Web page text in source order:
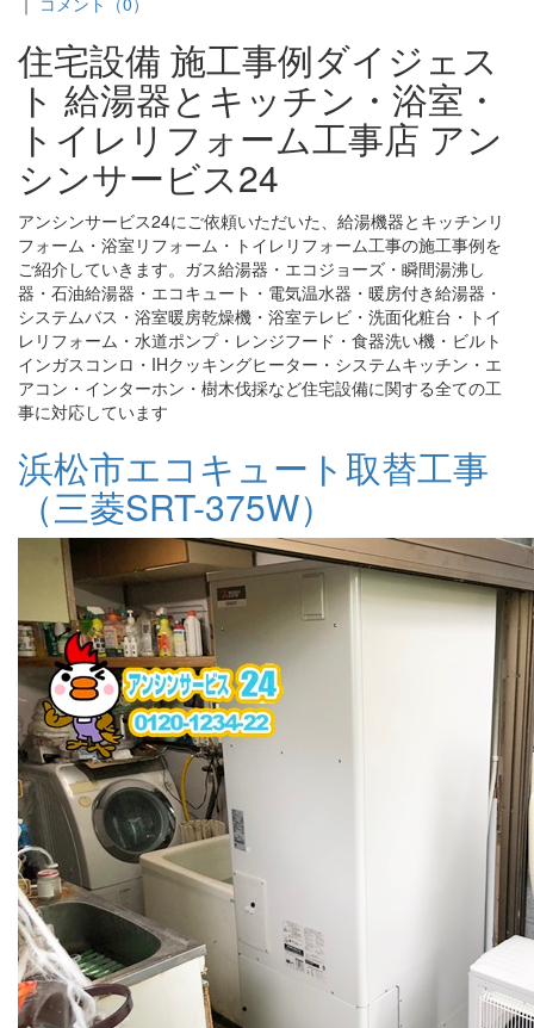
住宅設備 施工事例ダイジェス
ト 給湯器とキッチン・浴室・
トイレリフォーム工事店 アン
シンサービス24
アンシンサービス24にご依頼いただいた、給湯機器とキッチンリ
フォーム・浴室リフォーム・トイレリフォーム工事の施工事例を
ご紹介していきます。ガス給湯器・エコジョーズ・瞬間湯沸し
器・石油給湯器・エコキュート・電気温水器・暖房付き給湯器・
システムバス・浴室暖房乾燥機・浴室テレビ・洗面化粧台・トイ
レリフォーム・水道ポンプ・レンジフード・食器洗い機・ビルト
インガスコンロ・IHクッキングヒーター・システムキッチン・エ
アコン・インターホン・樹木伐採など住宅設備に関する全ての工
事に対応しています
浜松市エコキュート取替工事
（三菱SRT-375W）